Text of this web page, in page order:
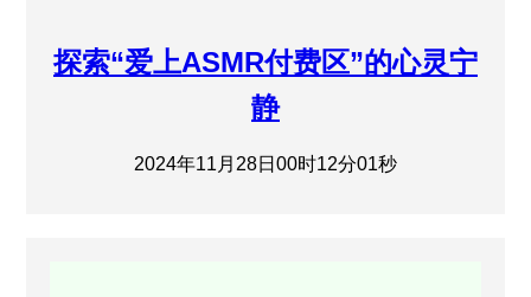
探索“爱上ASMR付费区”的心灵宁
静
2024年11月28日00时12分01秒